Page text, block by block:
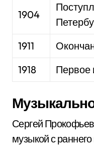
1904
1911
1918
Первое
Сергей
музыкой с